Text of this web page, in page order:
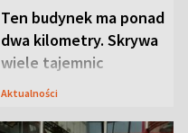
Ten budynek ma ponad
dwa kilometry. Skrywa
wiele tajemnic
Aktualności